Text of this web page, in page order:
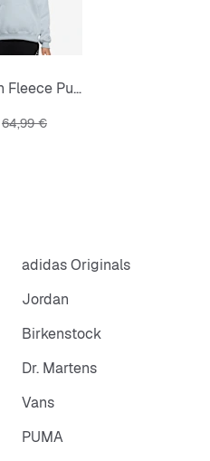
Brooklyn Fleece Pullover
Originalna cijena
64,99 €
adidas Originals
Jordan
Birkenstock
Dr. Martens
Vans
PUMA